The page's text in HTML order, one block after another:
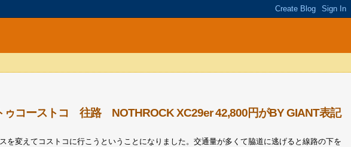
ゥコーストコ 往路 NOTHROCK XC29er 42,800円がBY GIANT表記
を変えてコストコに行こうということになりました。交通量が多くて脇道に逃げると線路の下を